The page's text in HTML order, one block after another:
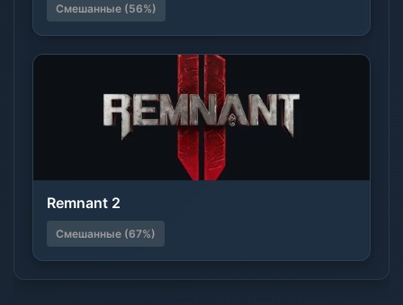
Смешанные (56%)
Remnant 2
Смешанные (67%)